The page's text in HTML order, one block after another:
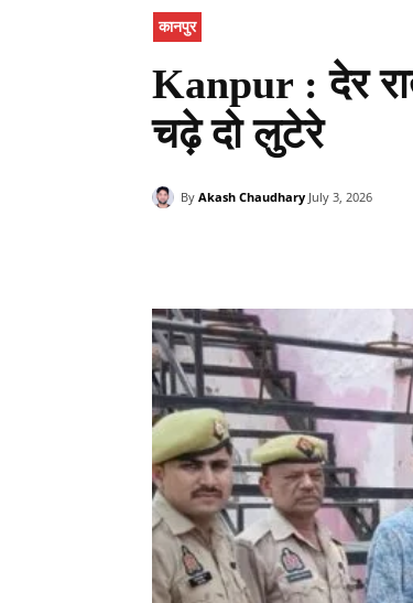
कानपुर
Kanpur : देर
चढ़े दो लुटेरे
By Akash Chaudhary July 3, 2026